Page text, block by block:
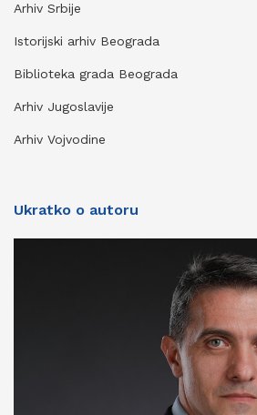
Arhiv Srbije
Istorijski arhiv Beograda
Biblioteka grada Beograda
Arhiv Jugoslavije
Arhiv Vojvodine
Ukratko o autoru